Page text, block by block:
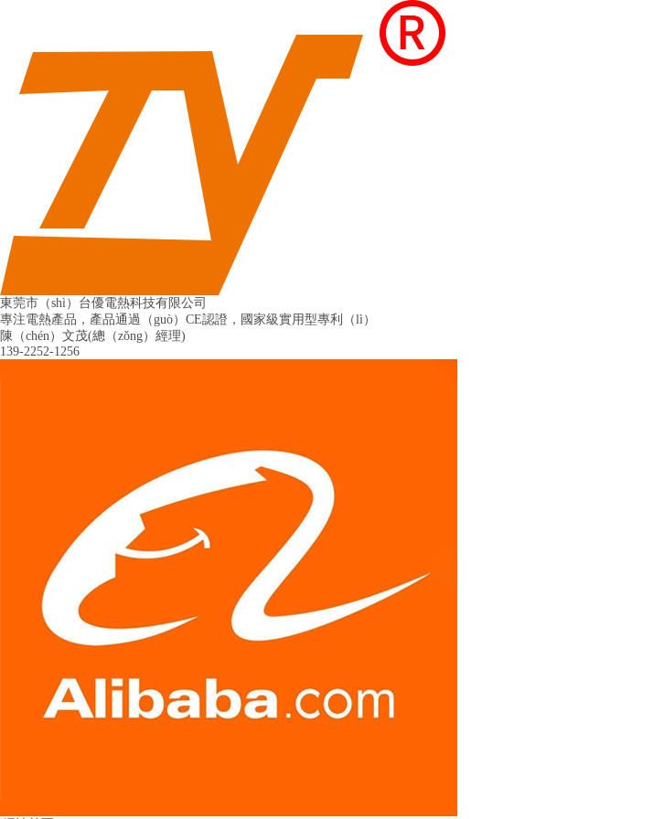
東莞市（shì）台優電熱科技有限公司
專注電熱產品 ，產品通過（guò）CE認證，國家級實用型專利（lì）
陳（chén）文茂(總（zǒng）經理)
139-2252-1256